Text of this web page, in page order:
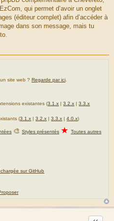
qui permet d’avoir un onglet
(éditeur complet) afin d’accéder à
dans son message, mais tu
site web ? Regarde par ici
existantes (3.1.x |3.2.x |3.3.x
(3.1.x |3.2.x |3.3.x |4.0.x)
🎨 Styles présentés ★ Toutes autres
sur GitHub